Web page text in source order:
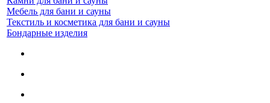
Мебель для бани и сауны
Текстиль и косметика для бани и сауны
Бондарные изделия